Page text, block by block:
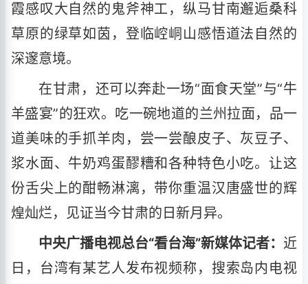
霞感叹大自然的鬼斧神工，纵马甘南邂逅桑科
草原的绿草如茵，登临崆峒山感悟道法自然的
深邃意境。
在甘肃，还可以奔赴一场“面食天堂”与“牛
羊盛宴”的狂欢。吃一碗地道的兰州拉面，品一
道美味的手抓羊肉，尝一尝酿皮子、灰豆子、
浆水面、牛奶鸡蛋醪糟和各种特色小吃。让这
份舌尖上的酣畅淋漓，带你重温汉唐盛世的辉
煌灿烂，见证当今甘肃的日新月异。
中央广播电视总台“看台海”新媒体记者： 近
日，台湾有某艺人发布视频称，搜索岛内电视